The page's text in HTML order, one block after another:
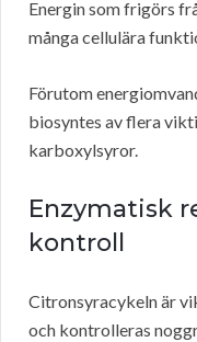
Energin som frigörs
många cellulära
Förutom
biosyntes av flera
karboxylsyror.
Enzymatisk
kontroll
Citronsyracykeln är
och kontrolleras